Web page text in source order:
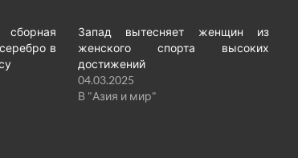
в
Запад вытесняет женщин из
женского спорта высоких
достижений
04.03.2025
В "Азия и мир"